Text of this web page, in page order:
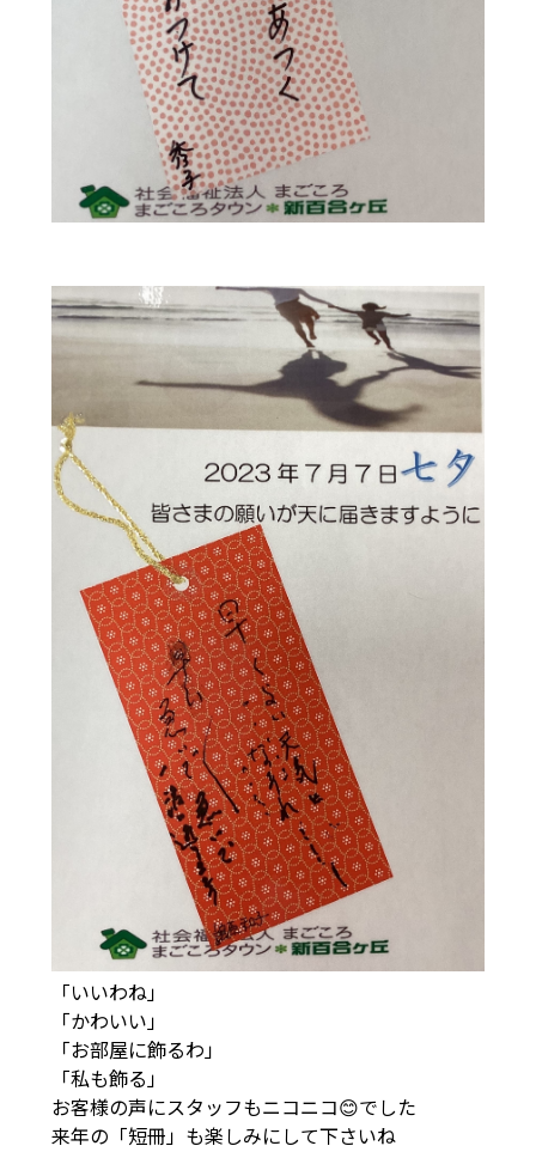
「いいわね」
「かわいい」
「お部屋に飾るわ」
「私も飾る」
お客様の声にスタッフもニコニコ😊でした
来年の「短冊」も楽しみにして下さいね